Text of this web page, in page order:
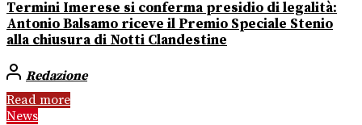
Termini Imerese si conferma presidio di legalità:
Antonio Balsamo riceve il Premio Speciale Stenio
alla chiusura di Notti Clandestine
Redazione
Read more
News